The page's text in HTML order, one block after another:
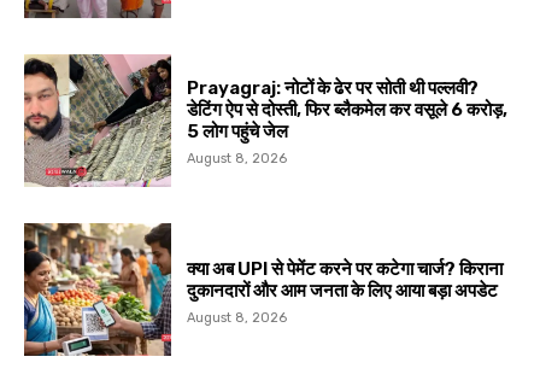
Prayagraj: नोटों के ढेर पर सोती थी पल्लवी?
डेटिंग ऐप से दोस्ती, फिर ब्लैकमेल कर वसूले ₹6 करोड़,
5 लोग पहुंचे जेल
August 8, 2026
क्या अब UPI से पेमेंट करने पर कटेगा चार्ज? किराना
दुकानदारों और आम जनता के लिए आया बड़ा अपडेट
August 8, 2026